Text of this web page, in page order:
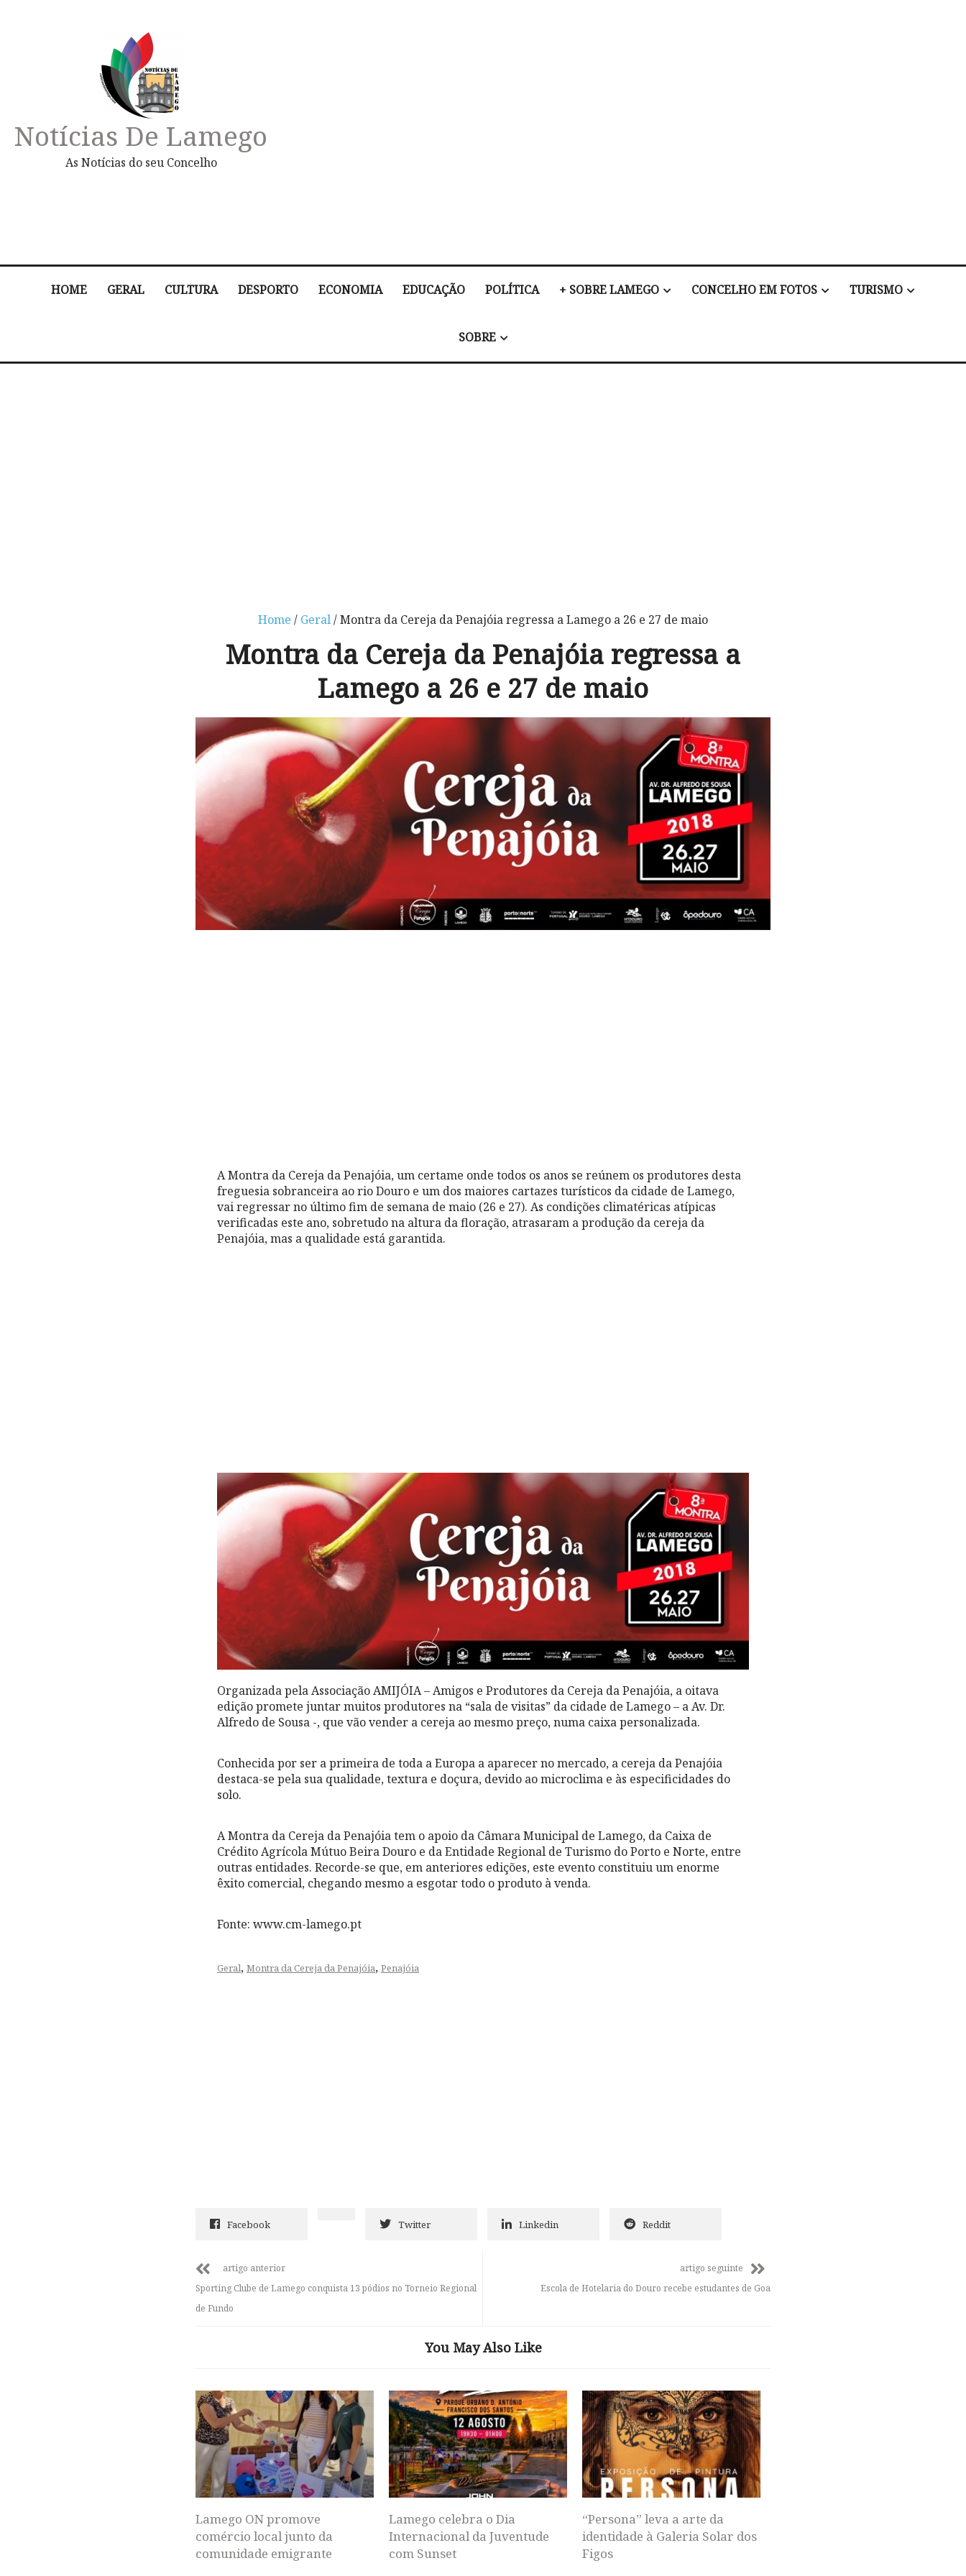
Notícias De Lamego
As Notícias do seu Concelho
HOME GERAL CULTURA DESPORTO ECONOMIA EDUCAÇÃO POLÍTICA + SOBRE LAMEGO CONCELHO EM FOTOS TURISMO
SOBRE
Home / Geral/ Montra da Cereja da Penajóia regressa a Lamego a 26 e 27 de maio
Montra da Cereja da Penajóia regressa a
Lamego a 26 e 27 de maio
A Montra da Cereja da Penajóia, um certame onde todos os anos se reúnem os produtores desta
freguesia sobranceira ao rio Douro e um dos maiores cartazes turísticos da cidade de Lamego,
vai regressar no último fim de semana de maio (26 e 27). As condições climatéricas atípicas
verificadas este ano, sobretudo na altura da floração, atrasaram a produção da cereja da
Penajóia, mas a qualidade está garantida.
Organizada pela Associação AMIJÓIA – Amigos e Produtores da Cereja da Penajóia, a oitava
edição promete juntar muitos produtores na “sala de visitas” da cidade de Lamego – a Av. Dr.
Alfredo de Sousa -, que vão vender a cereja ao mesmo preço, numa caixa personalizada.
Conhecida por ser a primeira de toda a Europa a aparecer no mercado, a cereja da Penajóia
destaca-se pela sua qualidade, textura e doçura, devido ao microclima e às especificidades do
solo.
A Montra da Cereja da Penajóia tem o apoio da Câmara Municipal de Lamego, da Caixa de
Crédito Agrícola Mútuo Beira Douro e da Entidade Regional de Turismo do Porto e Norte, entre
outras entidades. Recorde-se que, em anteriores edições, este evento constituiu um enorme
êxito comercial, chegando mesmo a esgotar todo o produto à venda.
Fonte: www.cm-lamego.pt
Geral, Montra da Cereja da Penajóia, Penajóia
Facebook Twitter Linkedin Reddit
artigo anterior
Sporting Clube de Lamego conquista 13 pódios no Torneio Regional
de Fundo
artigo seguinte
Escola de Hotelaria do Douro recebe estudantes de Goa
You May Also Like
Lamego ON promove
comércio local junto da
comunidade emigrante
Lamego celebra o Dia
Internacional da Juventude
com Sunset
“Persona” leva a arte da
identidade à Galeria Solar dos
Figos